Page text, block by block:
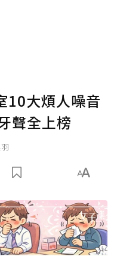
10大煩人噪音
聲全上榜